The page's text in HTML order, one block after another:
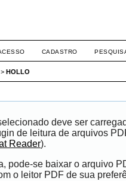
CADASTRO
> HOLLO
deve ser
de leitura de arquivos
Reader).
pode-se baixar o arquivo
o leitor PDF de sua